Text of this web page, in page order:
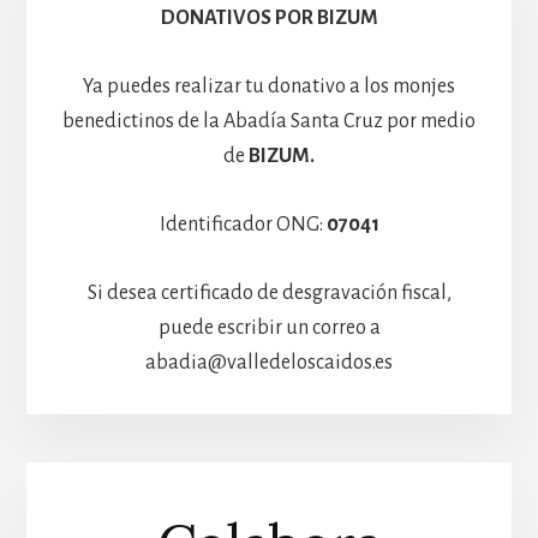
Hospedería
DONATIVOS POR BIZUM
Ya puedes realizar tu donativo a los monjes
benedictinos de la Abadía Santa Cruz por medio
de BIZUM.
Identificador ONG: 07041
Si desea certificado de desgravación fiscal,
puede escribir un correo a
abadia@valledeloscaidos.es